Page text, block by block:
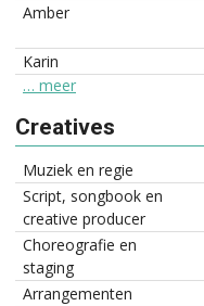
Amber
Karin
… meer
Creatives
Muziek en regie
Script, songbook en
creative producer
Choreografie en
staging
Arrangementen